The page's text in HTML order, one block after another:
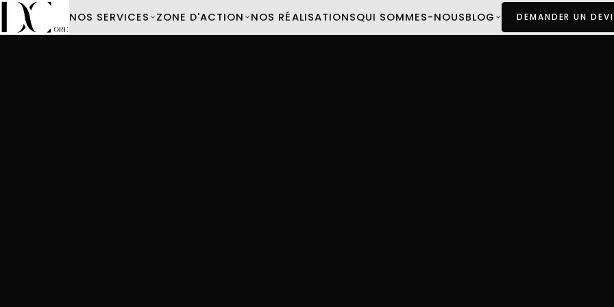
NOS SERVICES ZONE D'ACTION NOS RÉALISATIONSQUI SOMMES-NOUSBLOG DEMANDER UN